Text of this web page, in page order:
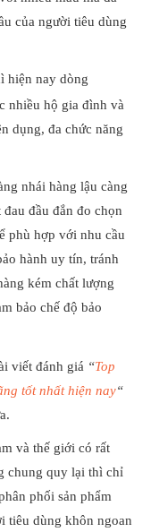
của người tiêu dùng
hiện nay dòng
nhiều hộ gia đình và
dụng, đa chức năng
nhái hàng lậu càng
đầu đắn đo chọn
phù hợp với nhu cầu
hành uy tín, tránh
kém chất lượng
bảo chế độ bảo
viết đánh giá “Top
tốt nhất hiện nay“
và thế giới có rất
chung quy lại thì chỉ
phối sản phẩm
tiêu dùng khôn ngoan